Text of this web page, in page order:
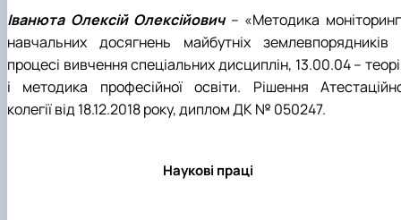
Іванюта Олексій Олексійович– «Методика
навчальних досягнень майбутніх землевпорядників
процесі вивчення спеціальних дисциплін, 13.00.04 –
і методика професійної освіти. Рішення
колегії від 18.12.2018 року, диплом ДК № 050247.
Наукові праці